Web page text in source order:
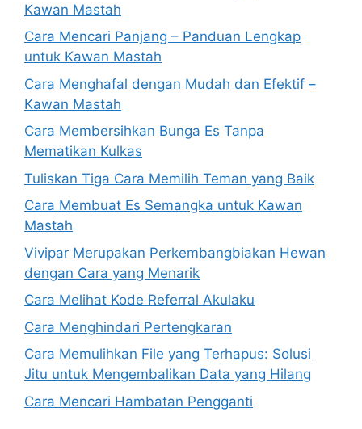
Kawan Mastah
Cara Mencari Panjang – Panduan Lengkap
untuk Kawan Mastah
Cara Menghafal dengan Mudah dan Efektif –
Kawan Mastah
Cara Membersihkan Bunga Es Tanpa
Mematikan Kulkas
Tuliskan Tiga Cara Memilih Teman yang Baik
Cara Membuat Es Semangka untuk Kawan
Mastah
Vivipar Merupakan Perkembangbiakan Hewan
dengan Cara yang Menarik
Cara Melihat Kode Referral Akulaku
Cara Menghindari Pertengkaran
Cara Memulihkan File yang Terhapus: Solusi
Jitu untuk Mengembalikan Data yang Hilang
Cara Mencari Hambatan Pengganti